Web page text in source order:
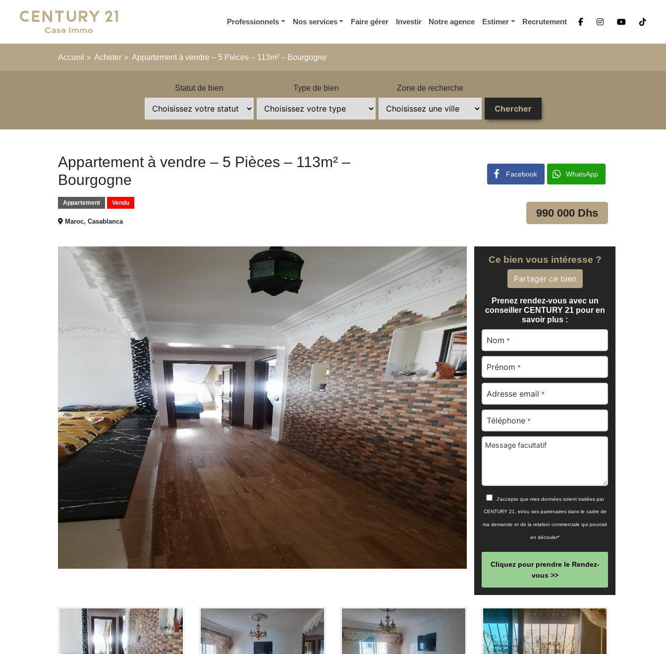
Main Navigation Professionnels Nos services Faire gérer Investir Notre agence Estimer Recrutement
Accueil > Acheter > Appartement à vendre – 5 Pièces – 113m² – Bourgogne
Statut de bien Type de bien Zone de recherche
Appartement à vendre – 5 Pièces – 113m² –
Bourgogne
Appartement Vendu
Maroc, Casablanca
Facebook WhatsApp
990 000 Dhs
Ce bien vous intéresse ?
Partager ce bien
Prenez rendez-vous avec un
conseiller CENTURY 21 pour en
savoir plus :
Nom *
Prénom *
Adresse email *
Téléphone *
Message facultatif
J'accepte que mes données soient traitées par
CENTURY 21, et/ou ses partenaires dans le cadre de
ma demande et de la relation commerciale qui pourrait
en découler*
Cliquez pour prendre le Rendez-
vous >>
field
should
be left
blank